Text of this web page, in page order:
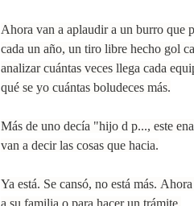
Ahora van a aplaudir a un burro que
cada un año, un tiro libre hecho gol
analizar cuántas veces llega cada
qué se yo cuántas boludeces más.
Más de uno decía "hijo d p..., este
van a decir las cosas que hacia.
Ya está. Se cansó, no está más.
a su familia o para hacer un trámite.